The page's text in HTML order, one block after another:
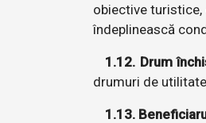
obiective
îndeplinească
1.12. Drum
drumuri de
1.13.